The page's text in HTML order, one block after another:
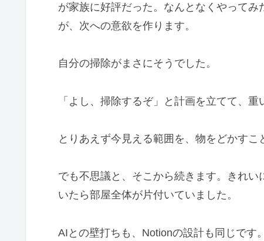
が家族に好評だった。なんとなくやって
が、次への意欲を作ります。
自分の掃除がまさにそうでした。
「よし、掃除するぞ」と計画を立てて、
とりあえず今見える範囲を、物をどかすこ
でも不思議と、そこから続きます。きれ
いたら部屋全体が片付いていました。
AIとの壁打ちも、Notionの設計も同じです